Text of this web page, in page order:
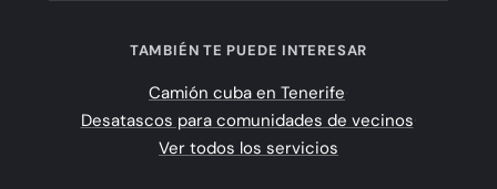
TAMBIÉN TE PUEDE INTERESAR
Camión cuba en Tenerife
Desatascos para comunidades de vecinos
Ver todos los servicios